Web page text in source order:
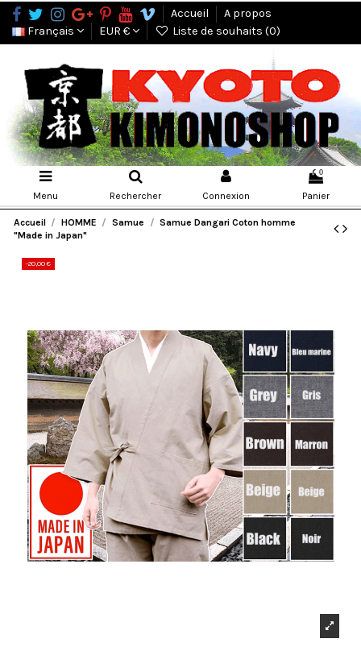
Accueil
A propos
Français
EUR € Liste de souhaits (0)
Menu Rechercher Connexion
0
Panier
Accueil HOMME Samue
Samue Dangari Coton homme
"Made in Japan"
-20,00 €